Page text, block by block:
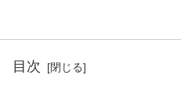
目次